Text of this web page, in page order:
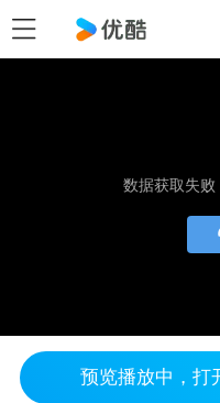
数据获取失
预览播放中，打